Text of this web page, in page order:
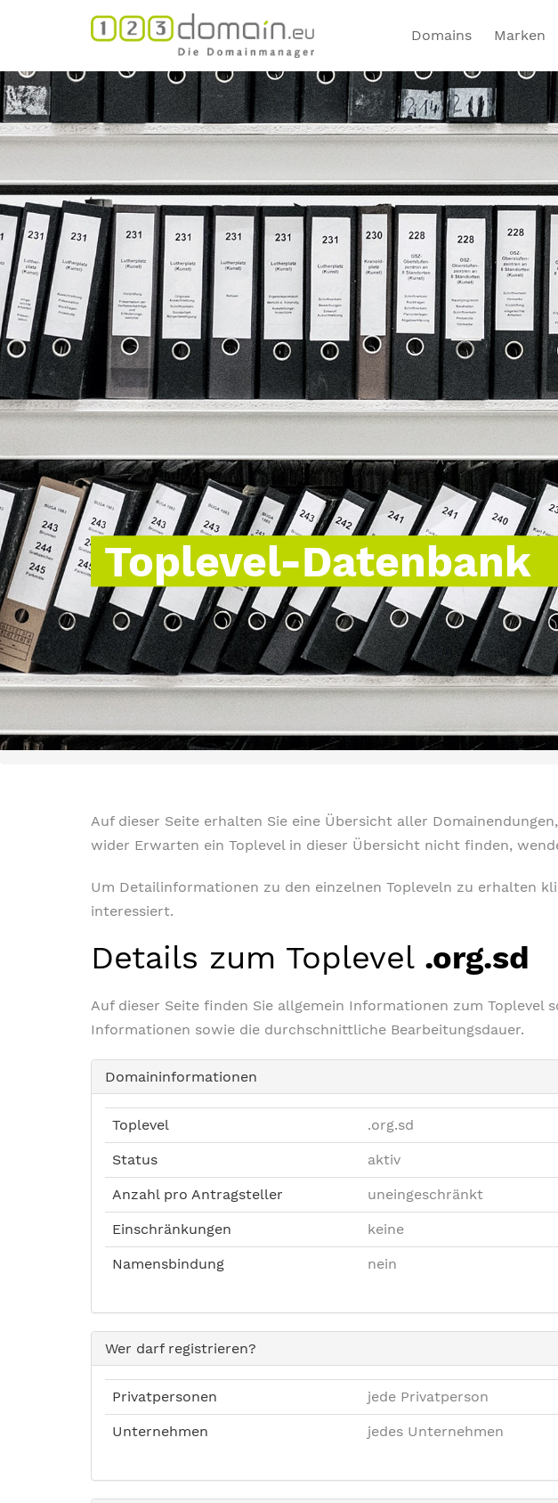
Domains Marken
Toplevel-Datenbank
Auf dieser Seite erhalten Sie eine Übersicht aller
wider Erwarten ein Toplevel in dieser Übersicht nicht finden,
Um Detailinformationen zu den einzelnen Topleveln zu erhalten
interessiert.
Details zum Toplevel .org.sd
Auf dieser Seite finden Sie allgemein Informationen zum Toplevel
Informationen sowie die durchschnittliche Bearbeitungsdauer.
Domaininformationen
Toplevel .org.sd
Status aktiv
Anzahl pro Antragsteller uneingeschränkt
Einschränkungen keine
Namensbindung nein
Wer darf registrieren?
Privatpersonen jede Privatperson
Unternehmen jedes Unternehmen